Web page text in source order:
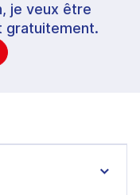
je veux être
gratuitement.